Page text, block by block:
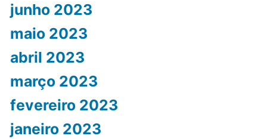
junho 2023
maio 2023
abril 2023
março 2023
fevereiro 2023
janeiro 2023